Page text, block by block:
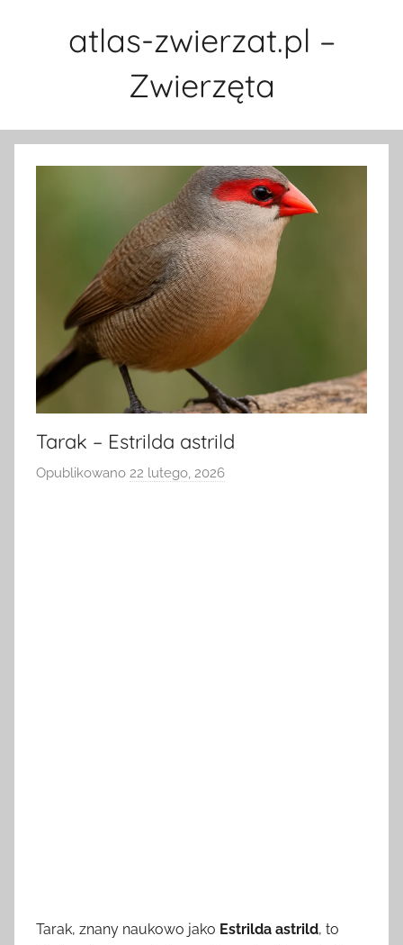
atlas-zwierzat.pl –
Zwierzęta
Tarak – Estrilda astrild
Opublikowano 22 lutego, 2026
Tarak, znany naukowo jako Estrilda astrild, to